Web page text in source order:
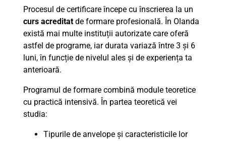
Procesul de certificare începe cu înscrierea la un
curs acreditat de formare profesională. În Olanda
există mai multe instituții autorizate care oferă
astfel de programe, iar durata variază între 3 și 6
luni, în funcție de nivelul ales și de experiența ta
anterioară.
Programul de formare combină module teoretice
cu practică intensivă. În partea teoretică vei
studia:
Tipurile de anvelope și caracteristicile lor